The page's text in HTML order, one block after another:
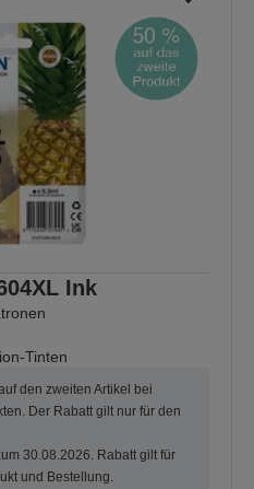
Ink
Tinten
den zweiten Artikel bei
Der Rabatt gilt nur für den
30.08.2026. Rabatt gilt für
und Bestellung.